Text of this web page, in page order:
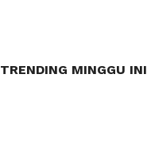
TRENDING MINGGU INI